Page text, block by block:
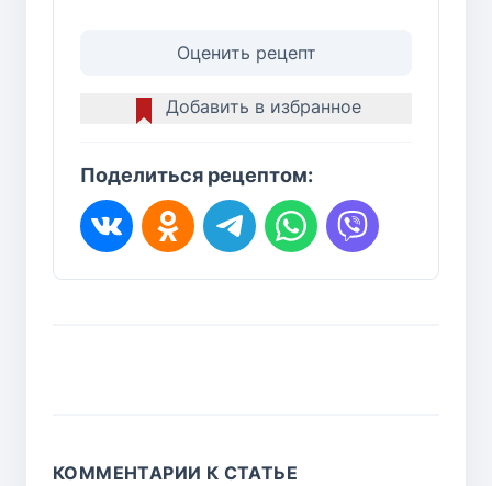
Оценить рецепт
Добавить в избранное
Поделиться рецептом:
КОММЕНТАРИИ К СТАТЬЕ